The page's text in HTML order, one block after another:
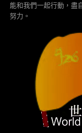
能和我們一起行動，盡
努力。